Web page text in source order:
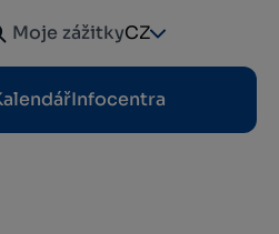
Moje zážitkyCZ
Infocentra